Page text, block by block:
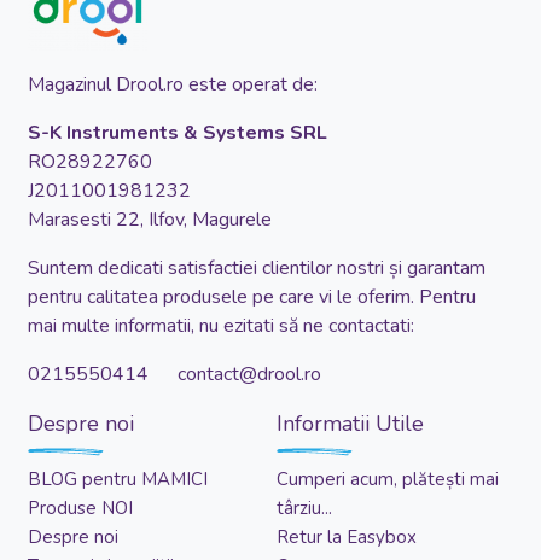
Magazinul Drool.ro este operat de:
S-K Instruments & Systems SRL
RO28922760
J2011001981232
Marasesti 22, Ilfov, Magurele
Suntem dedicati satisfactiei clientilor nostri și garantam
pentru calitatea produsele pe care vi le oferim. Pentru
mai multe informatii, nu ezitati să ne contactati:
0215550414 contact@drool.ro
Despre noi
BLOG pentru MAMICI
Produse NOI
Despre noi
Informatii Utile
Cumperi acum, plătești mai
târziu...
Retur la Easybox